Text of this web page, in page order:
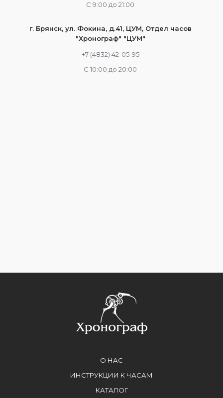
С 9:00 до 21:00
г. Брянск, ул. Фокина, д.41, ЦУМ, Отдел часов
"Хронограф" "ЦУМ"
+7 (4832) 42-05-95
С 10:00 до 20:00
О НАС
ИНСТРУКЦИИ К ЧАСАМ
КАТАЛОГ